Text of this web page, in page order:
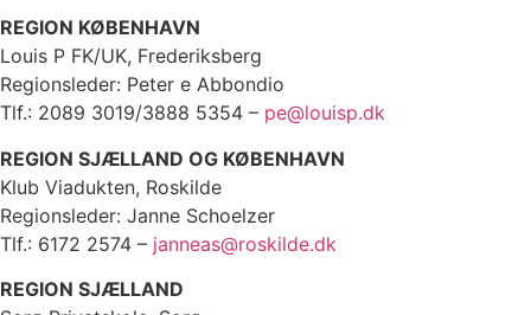
REGION KØBENHAVN
Louis P FK/UK, Frederiksberg
Regionsleder: Peter e Abbondio
Tlf.: 2089 3019/3888 5354 – pe@louisp.dk
REGION SJÆLLAND OG KØBENHAVN
Klub Viadukten, Roskilde
Regionsleder: Janne Schoelzer
Tlf.: 6172 2574 – janneas@roskilde.dk
REGION SJÆLLAND